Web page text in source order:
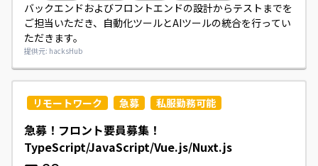
バックエンドおよびフロントエンドの設計からテストまでを
ご担当いただき、自動化ツールとAIツールの統合を行ってい
ただきます。
提供元: hacksHub
リモートワーク 急募 私服勤務可能
急募！フロント要員募集！
TypeScript/JavaScript/Vue.js/Nuxt.js